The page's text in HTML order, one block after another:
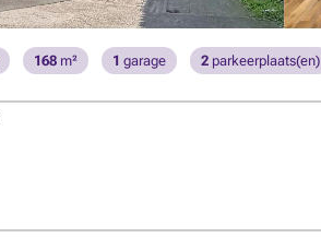
168 m² 1 garage 2 parkeerplaats(en)